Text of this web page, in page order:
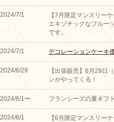
2024/7/1
【7月限定マンスリー
エキゾチックなフルー
です。
2024/7/1 デコレーションケーキ
2024/6/29
【出張販売】6月29日
ンがやってくる！
2024/6/1〜 フランシーズの夏ギフ
2024/6/1
【6月限定マンスリー